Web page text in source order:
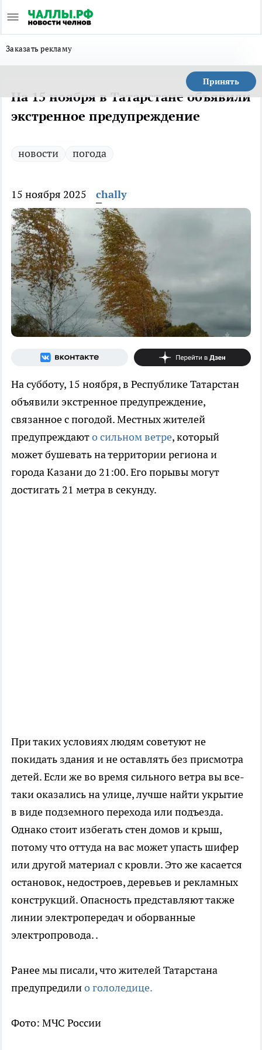
Заказать рекламу
Принять
На 15 ноября в Татарстане объявили
экстренное предупреждение
новости погода
15 ноября 2025 chally
На субботу, 15 ноября, в Республике Татарстан
объявили экстренное предупреждение,
связанное с погодой. Местных жителей
предупреждаюто сильном ветре, который
может бушевать на территории региона и
города Казани до 21:00. Его порывы могут
достигать 21 метра в секунду.
При таких условиях людям советуют не
покидать здания и не оставлять без присмотра
детей. Если же во время сильного ветра вы все-
таки оказались на улице, лучше найти укрытие
в виде подземного перехода или подъезда.
Однако стоит избегать стен домов и крыш,
потому что оттуда на вас может упасть шифер
или другой материал с кровли. Это же касается
остановок, недостроев, деревьев и рекламных
конструкций. Опасность представляют также
линии электропередач и оборванные
электропровода. .
Ранее мы писали, что жителей Татарстана
предупредилио гололедице.
Фото: МЧС России